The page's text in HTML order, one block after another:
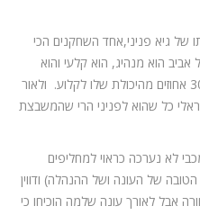
של גיא פניני,אחד השחקנים הכי
הוא מנהיג, הוא קלעי והוא
בעיקר מוסר. בלעדיו סופו איבד כ-30-40 אחוזים מהיכולת שלו לקלוע. ולאור
כל שהוא לפניני הרי שהמשבצת
לא נערכה כראוי למחליפים
של העונה ושל ההנהלה) ודווין
אבל לאורך עונה שלמה הוכיחו כי